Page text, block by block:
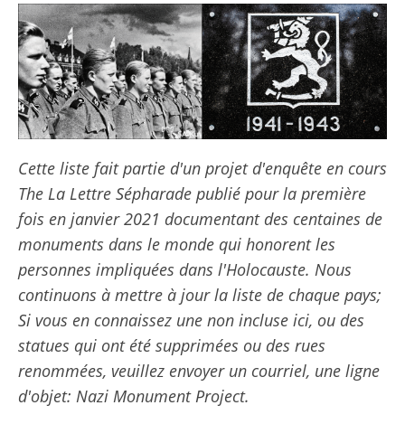
Cette liste fait partie d'un projet d'enquête en cours
The La Lettre Sépharade publié pour la première
fois en janvier 2021 documentant des centaines de
monuments dans le monde qui honorent les
personnes impliquées dans l'Holocauste. Nous
continuons à mettre à jour la liste de chaque pays;
Si vous en connaissez une non incluse ici, ou des
statues qui ont été supprimées ou des rues
renommées, veuillez envoyer un courriel, une ligne
d'objet: Nazi Monument Project.